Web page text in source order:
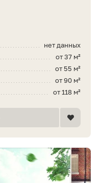
нет данных
от 37 м²
от 55 м²
от 90 м²
от 118 м²